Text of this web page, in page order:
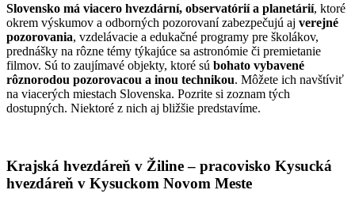
Slovensko má viacero hvezdární, observatórií a planetárií, ktoré
okrem výskumov a odborných pozorovaní zabezpečujú aj verejné
pozorovania, vzdelávacie a edukačné programy pre školákov,
prednášky na rôzne témy týkajúce sa astronómie či premietanie
filmov. Sú to zaujímavé objekty, ktoré sú bohato vybavené
rôznorodou pozorovacou a inou technikou. Môžete ich navštíviť
na viacerých miestach Slovenska. Pozrite si zoznam tých
dostupných. Niektoré z nich aj bližšie predstavíme.
Krajská hvezdáreň v Žiline – pracovisko Kysucká
hvezdáreň v Kysuckom Novom Meste